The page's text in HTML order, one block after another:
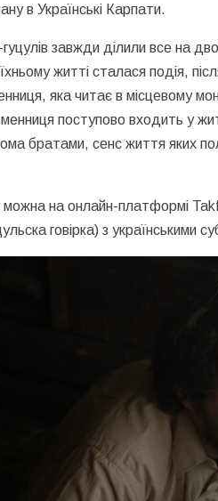
в Українські Карпати.
завжди ділили все на
житті сталася подія,
яка читає в місцевому
поступово входить у
братами, сенс життя яких
на онлайн-платформі
говірка) з українськими